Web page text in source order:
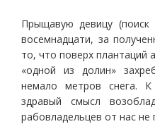
Прыщавую девицу
восемнадцати, за
то, что поверх плантаций
«одной из долин»
немало метров снега.
здравый смысл
рабовладельцев от нас не